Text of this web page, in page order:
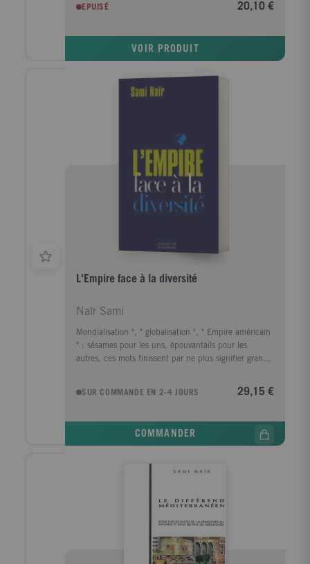
EPUISÉ 20,10 €
VOIR PRODUIT
L'Empire face à la diversité
Naïr Sami
Mondialisation ", " globalisation ", " Empire américain
" : sésames pour les uns, épouvantails pour les
autres, ces mots finissent par ne plus signifier grand-
comme un système-monde, un " Empire universel
multinationales et des Etats les plus riches, cet
les principales organisations financières
énergétiques, construit au mépris de la plus grande
économiques qui le constituent. Porteuse d'un
modèle de civilisation qui ne se réduit pas à la seule "
SUR COMMANDE EN 2-4 JOURS 29,15 €
COMMANDER